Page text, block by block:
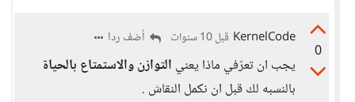
0
KernelCode قبل 10 سنوات أضف ردا
يجب ان تعرّفي ماذا يعني التوازن والاستمتاع بالحياة
بالنسبه لك قبل ان نكمل النقاش .